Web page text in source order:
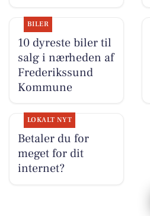
BILER
10 dyreste biler til
salg i nærheden af
Frederikssund
Kommune
LOKALT NYT
Betaler du for
meget for dit
internet?